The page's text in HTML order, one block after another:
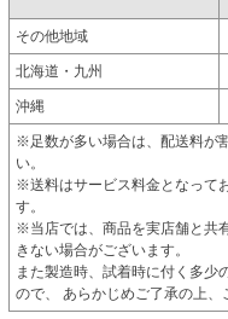
その他地域
北海道・九州
沖縄
※足数が多い場合は、配送料が
い。
※送料はサービス料金となって
す。
※当店では、商品を実店舗と共
きない場合がございます。
また製造時、試着時に付く多少
ので、 あらかじめご了承の上、